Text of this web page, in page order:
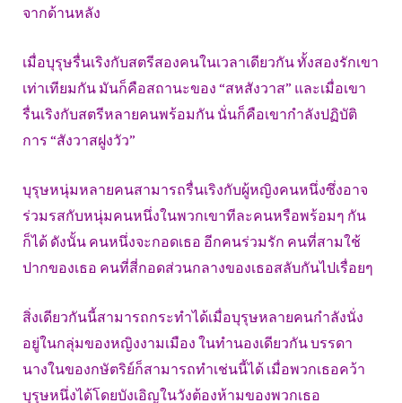
จากด้านหลัง
เมื่อบุรุษรื่นเริงกับสตรีสองคนในเวลาเดียวกัน ทั้งสองรักเขา
เท่าเทียมกัน มันก็คือสถานะของ “สหสังวาส” และเมื่อเขา
รื่นเริงกับสตรีหลายคนพร้อมกัน นั่นก็คือเขากำลังปฏิบัติ
การ “สังวาสฝูงวัว”
บุรุษหนุ่มหลายคนสามารถรื่นเริงกับผู้หญิงคนหนึ่งซึ่งอาจ
ร่วมรสกับหนุ่มคนหนึ่งในพวกเขาทีละคนหรือพร้อมๆ กัน
ก็ได้ ดังนั้น คนหนึ่งจะกอดเธอ อีกคนร่วมรัก คนที่สามใช้
ปากของเธอ คนที่สี่กอดส่วนกลางของเธอสลับกันไปเรื่อยๆ
สิ่งเดียวกันนี้สามารถกระทำได้เมื่อบุรุษหลายคนกำลังนั่ง
อยู่ในกลุ่มของหญิงงามเมือง ในทำนองเดียวกัน บรรดา
นางในของกษัตริย์ก็สามารถทำเช่นนี้ได้ เมื่อพวกเธอคว้า
บุรุษหนึ่งได้โดยบังเอิญในวังต้องห้ามของพวกเธอ